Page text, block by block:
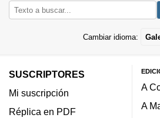
Cambiar idioma:
SUSCRIPTORES
Mi suscripción
Réplica en PDF
A
A